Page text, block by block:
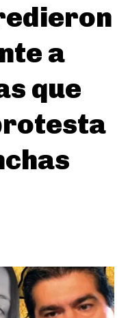
a
que